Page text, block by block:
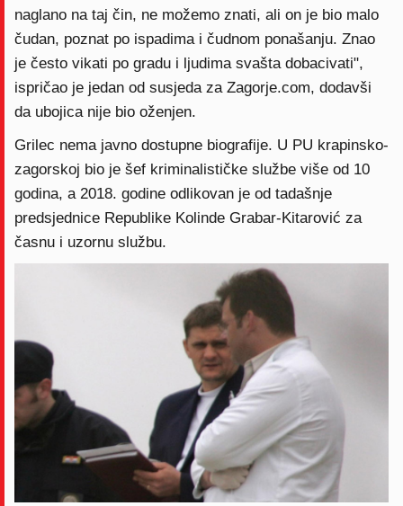
naglano na taj čin, ne možemo znati, ali on je bio malo
čudan, poznat po ispadima i čudnom ponašanju. Znao
je često vikati po gradu i ljudima svašta dobacivati",
ispričao je jedan od susjeda za Zagorje.com, dodavši
da ubojica nije bio oženjen.
Grilec nema javno dostupne biografije. U PU krapinsko-
zagorskoj bio je šef kriminalističke službe više od 10
godina, a 2018. godine odlikovan je od tadašnje
predsjednice Republike Kolinde Grabar-Kitarović za
časnu i uzornu službu.